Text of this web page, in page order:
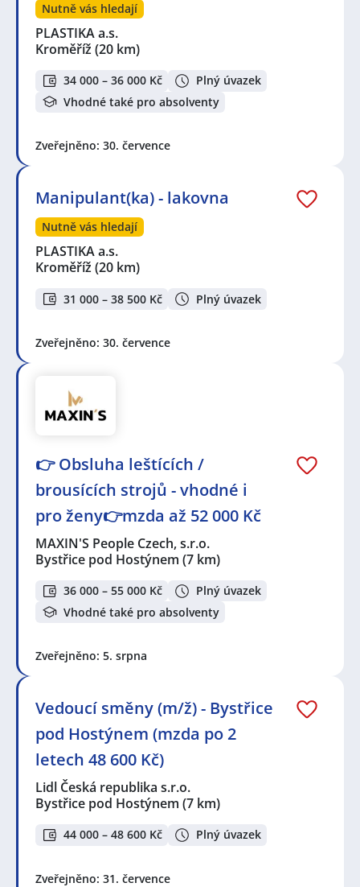
Nutně vás hledají
PLASTIKA a.s.
Kroměříž (20 km)
34 000 – 36 000 Kč
Plný úvazek
Vhodné také pro absolventy
Zveřejněno: 30. července
Manipulant(ka) - lakovna
Nutně vás hledají
PLASTIKA a.s.
Kroměříž (20 km)
31 000 – 38 500 Kč Plný úvazek
Zveřejněno: 30. července
👉 Obsluha leštících /
brousících strojů - vhodné i
pro ženy👉mzda až 52 000 Kč
MAXIN'S People Czech, s.r.o.
Bystřice pod Hostýnem (7 km)
36 000 – 55 000 Kč
Plný úvazek
Vhodné také pro absolventy
Zveřejněno: 5. srpna
Vedoucí směny (m/ž) - Bystřice
pod Hostýnem (mzda po 2
letech 48 600 Kč)
Lidl Česká republika s.r.o.
Bystřice pod Hostýnem (7 km)
44 000 – 48 600 Kč Plný úvazek
Zveřejněno: 31. července